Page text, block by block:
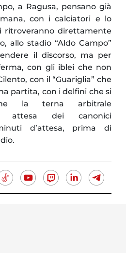
a Ragusa, pensano già
con i calciatori e lo
ritroveranno direttamente
allo stadio “Aldo Campo”
il discorso, ma per
con gli iblei che non
con il “Guariglia” che
partita, con i delfini che si
la terna arbitrale
attesa dei canonici
d’attesa, prima di